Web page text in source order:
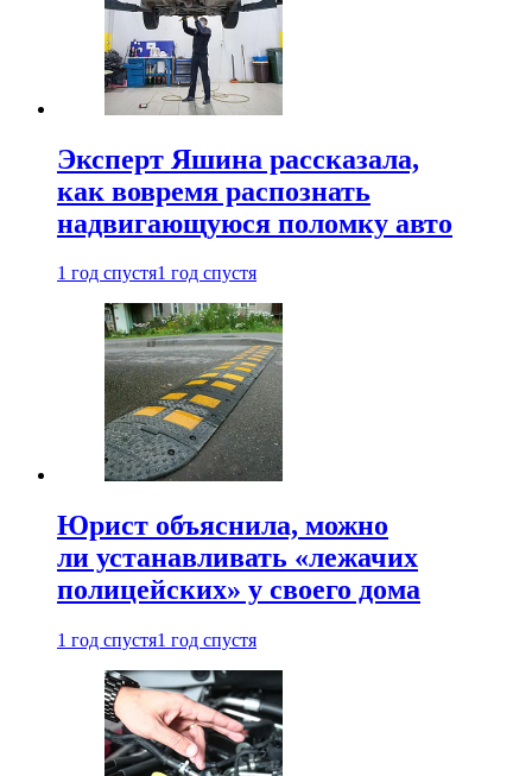
Эксперт Яшина рассказала,
как вовремя распознать
надвигающуюся поломку авто
1 год спустя1 год спустя
Юрист объяснила, можно
ли устанавливать «лежачих
полицейских» у своего дома
1 год спустя1 год спустя